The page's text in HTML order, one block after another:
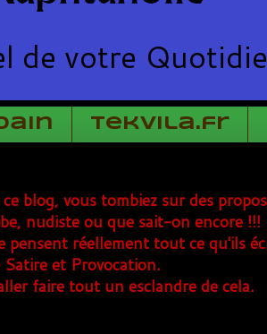
de votre
TekVila.fr
blog, vous tombiez sur des
nudiste ou que sait-on encore !!!
pensent réellement tout ce qu'ils
Satire et Provocation.
faire tout un esclandre de cela.